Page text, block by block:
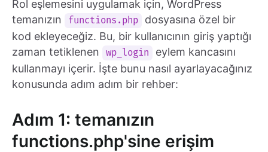
Rol eşlemesini uygulamak için, WordPress
temanızın
functions.php
dosyasına özel bir
kod ekleyeceğiz. Bu, bir kullanıcının giriş yaptığı
zaman tetiklenen
wp_login
eylem kancasını
kullanmayı içerir. İşte bunu nasıl ayarlayacağınız
konusunda adım adım bir rehber:
Adım 1: temanızın
functions.php'sine erişim